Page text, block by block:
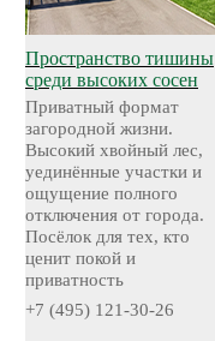
Пространство тишины
среди высоких сосен
Приватный формат
загородной жизни.
Высокий хвойный лес,
уединённые участки и
ощущение полного
отключения от города.
Посёлок для тех, кто
ценит покой и
приватность
+7 (495) 121-30-26